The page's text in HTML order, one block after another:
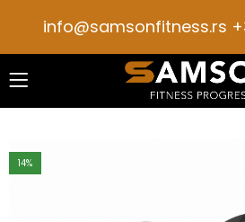
info@samsonfitness.rs
14%